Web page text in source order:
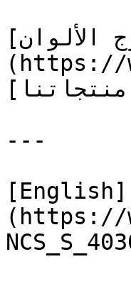
[كتالوج الألوان]
(https://
[منتجاتنا](https://www.timepaints.com/ar/products)
---
[English]
(https://